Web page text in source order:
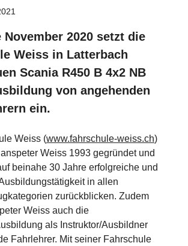
2020 setzt die
Weiss in Latterbach
Scania R450 B 4x2 NB
von angehenden
ein.
Weiss (www.fahrschule-weiss.ch)
Weiss 1993 gegründet und
beinahe 30 Jahre erfolgreiche und
in allen
zurückblicken. Zudem
Weiss auch die
als Instruktor/Ausbildner
Fahrlehrer. Mit seiner Fahrschule